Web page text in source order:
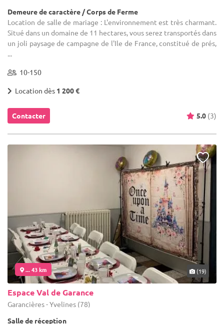
Demeure de caractère / Corps de Ferme
Location de salle de mariage : L'environnement est très charmant.
Situé dans un domaine de 11 hectares, vous serez transportés dans
un joli paysage de campagne de l'Ile de France, constitué de prés,
...
10-150
Location dès 1 200 €
Contacter 5.0 (3)
... 43 km (19)
Espace Val de Garance
Garancières - Yvelines (78)
Salle de réception